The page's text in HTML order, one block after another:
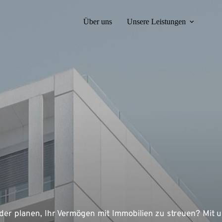
Über uns Unsere Leistungen
planen, Ihr Vermögen mit Immobilien zu streuen? Mit